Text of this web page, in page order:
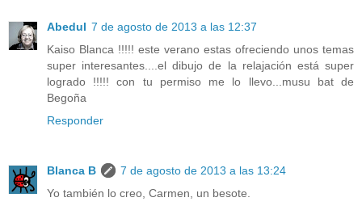
Abedul 7 de agosto de 2013 a las 12:37
Kaiso Blanca !!!!! este verano estas ofreciendo unos temas
super interesantes....el dibujo de la relajación está super
logrado !!!!! con tu permiso me lo llevo...musu bat de
Begoña
Responder
Blanca B
7 de agosto de 2013 a las 13:24
Yo también lo creo, Carmen, un besote.